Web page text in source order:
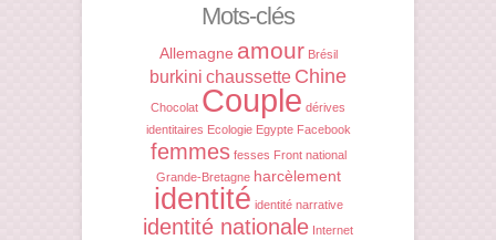
Mots-clés
Allemagne amour Brésil
burkini chaussette Chine
Chocolat Couple dérives
identitaires Ecologie Egypte Facebook
femmes fesses Front national
Grande-Bretagne harcèlement
identité identité narrative
identité nationale Internet